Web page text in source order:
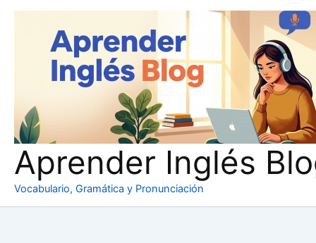
Aprender Inglés
Vocabulario, Gramática y Pronunciación